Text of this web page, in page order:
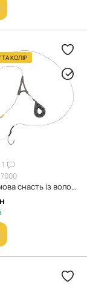
КОЛІР
1
Донна сомова снасть із волосом під бойли, вантаж чорний 60 г